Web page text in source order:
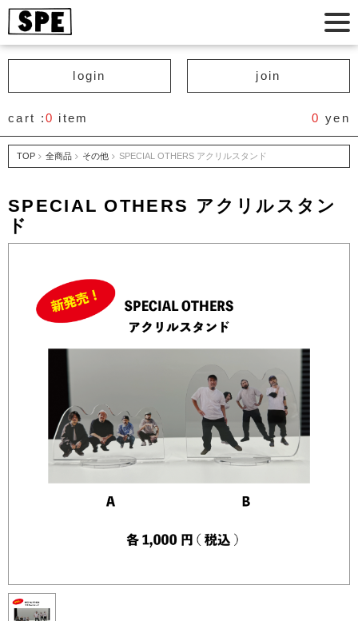
login join
cart :0 item 0 yen
TOP 全商品 その他 SPECIAL OTHERS アクリルスタンド
SPECIAL OTHERS アクリルスタン
ド